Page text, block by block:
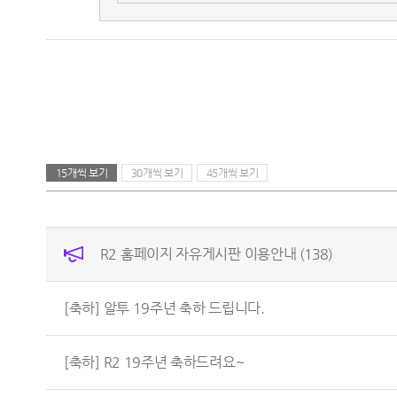
15개씩 보기 30개씩 보기 45개씩 보기
R2 홈페이지 자유게시판 이용안내 (138)
[축하] 알투 19주년 축하 드립니다.
[축하] R2 19주년 축하드려요~